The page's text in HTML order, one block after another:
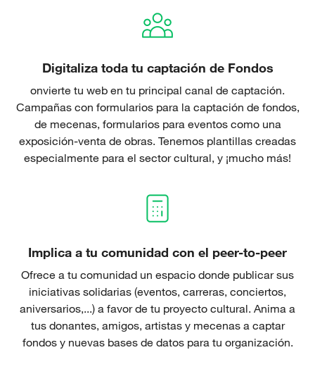
Digitaliza toda tu captación de Fondos
onvierte tu web en tu principal canal de captación.
Campañas con formularios para la captación de fondos,
de mecenas, formularios para eventos como una
exposición-venta de obras. Tenemos plantillas creadas
especialmente para el sector cultural, y ¡mucho más!
Implica a tu comunidad con el peer-to-peer
Ofrece a tu comunidad un espacio donde publicar sus
iniciativas solidarias (eventos, carreras, conciertos,
aniversarios,...) a favor de tu proyecto cultural. Anima a
tus donantes, amigos, artistas y mecenas a captar
fondos y nuevas bases de datos para tu organización.